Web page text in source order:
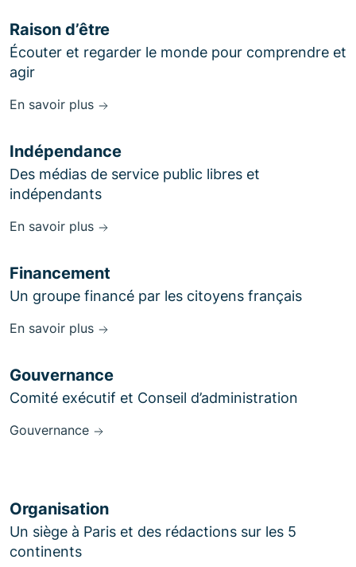
Raison d’être
Écouter et regarder le monde pour comprendre et
agir
En savoir plus
Indépendance
Des médias de service public libres et
indépendants
En savoir plus
Financement
Un groupe financé par les citoyens français
En savoir plus
Gouvernance
Comité exécutif et Conseil d’administration
Gouvernance
Organisation
Un siège à Paris et des rédactions sur les 5
continents